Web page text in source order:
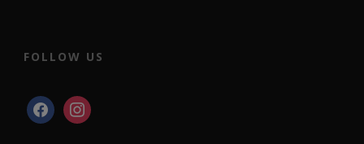
FOLLOW US
facebookinstagram